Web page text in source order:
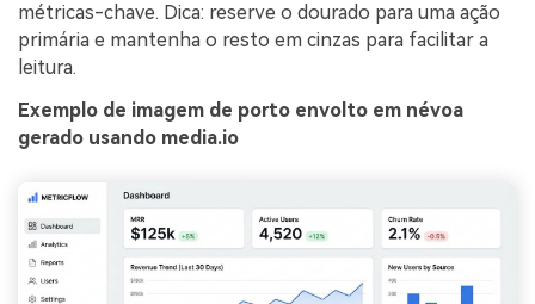
métricas-chave. Dica: reserve o dourado para uma ação
primária e mantenha o resto em cinzas para facilitar a
leitura.
Exemplo de imagem de porto envolto em névoa
gerado usando media.io